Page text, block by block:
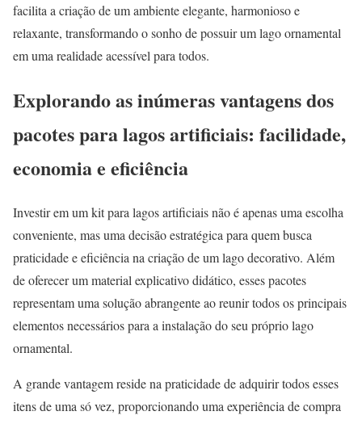
facilita a criação de um ambiente elegante, harmonioso e
relaxante, transformando o sonho de possuir um lago ornamental
em uma realidade acessível para todos.
Explorando as inúmeras vantagens dos
pacotes para lagos artificiais: facilidade,
economia e eficiência
Investir em um kit para lagos artificiais não é apenas uma escolha
conveniente, mas uma decisão estratégica para quem busca
praticidade e eficiência na criação de um lago decorativo. Além
de oferecer um material explicativo didático, esses pacotes
representam uma solução abrangente ao reunir todos os principais
elementos necessários para a instalação do seu próprio lago
ornamental.
A grande vantagem reside na praticidade de adquirir todos esses
itens de uma só vez, proporcionando uma experiência de compra